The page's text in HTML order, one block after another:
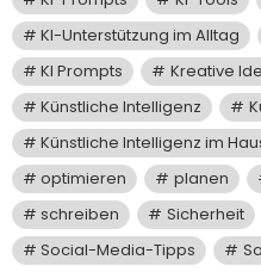
KI-Unterstützung im Alltag
KI Prompts
Kreative
Künstliche Intelligenz
Künstliche Intelligenz im
optimieren
planen
schreiben
Sicherheit
Social-Media-Tipps